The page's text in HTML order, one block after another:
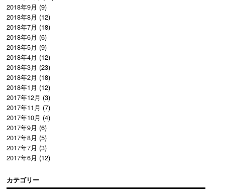
2018年9月 (9)
2018年8月 (12)
2018年7月 (18)
2018年6月 (6)
2018年5月 (9)
2018年4月 (12)
2018年3月 (23)
2018年2月 (18)
2018年1月 (12)
2017年12月 (3)
2017年11月 (7)
2017年10月 (4)
2017年9月 (6)
2017年8月 (5)
2017年7月 (3)
2017年6月 (12)
カテゴリー